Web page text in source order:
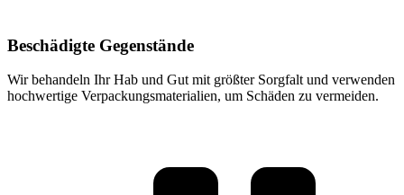
Beschädigte Gegenstände
Wir behandeln Ihr Hab und Gut mit größter Sorgfalt und verwenden
hochwertige Verpackungsmaterialien, um Schäden zu vermeiden.